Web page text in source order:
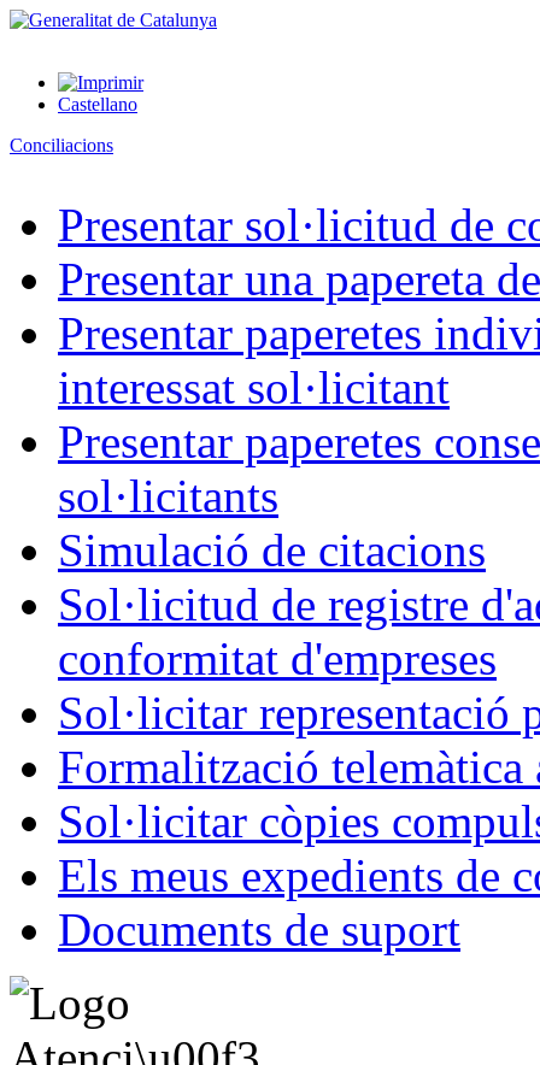
Castellano
Conciliacions
Presentar sol·licitud de
Presentar una papereta
Presentar paperetes
interessat sol·licitant
Presentar paperetes
sol·licitants
Simulació de citacions
Sol·licitud de registre
conformitat d'empreses
Sol·licitar representació
Formalització telemàtica
Sol·licitar còpies
Els meus expedients de
Documents de suport